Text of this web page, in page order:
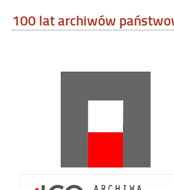
100 lat archiwów